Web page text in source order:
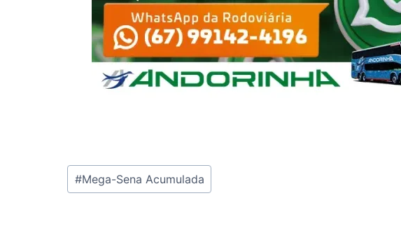
Tags
do
#Mega-Sena Acumulada